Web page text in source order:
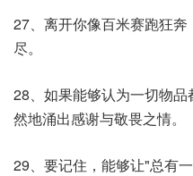
27、离开你像百米赛跑狂
尽。
28、如果能够认为一切物
然地涌出感谢与敬畏之情。
29、要记住，能够让"总有